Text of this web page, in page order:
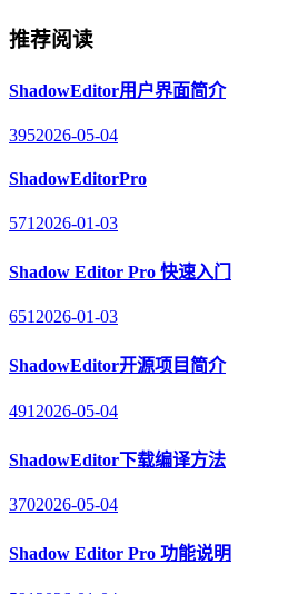
推荐阅读
ShadowEditor用户界面简介
3952026-05-04
ShadowEditorPro
571 2026-01-03
Shadow Editor Pro 快速入门
651 2026-01-03
ShadowEditor开源项目简介
491 2026-05-04
ShadowEditor下载编译方法
3702026-05-04
Shadow Editor Pro 功能说明